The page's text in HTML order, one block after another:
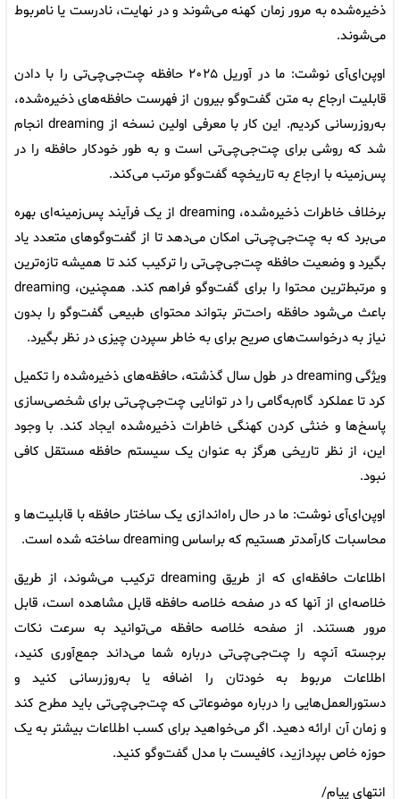
ذخیره‌شده به مرور زمان کهنه می‌شوند و در نهایت، نادرست یا نامربوط
می‌شوند.
اوپن‌ای‌آی نوشت: ما در آوریل ۲۰۲۵ حافظه چت‌جی‌چی‌تی را با دادن
قابلیت ارجاع به متن گفت‌وگو بیرون از فهرست حافظه‌های ذخیره‌شده،
به‌روزرسانی کردیم. این کار با معرفی اولین نسخه از dreaming انجام
شد که روشی برای چت‌جی‌چی‌تی است و به ‌طور خودکار حافظه را در
پس‌زمینه با ارجاع به تاریخچه گفت‌وگو مرتب می‌کند.
برخلاف خاطرات ذخیره‌شده، dreaming از یک فرآیند پس‌زمینه‌ای بهره
می‌برد که به چت‌جی‌چی‌تی امکان می‌دهد تا از گفت‌وگوهای متعدد یاد
بگیرد و وضعیت حافظه چت‌جی‌چی‌تی را ترکیب کند تا همیشه تازه‌ترین
و مرتبط‌ترین محتوا را برای گفت‌وگو فراهم کند. همچنین، dreaming
باعث می‌شود حافظه راحت‌تر بتواند محتوای طبیعی گفت‌وگو را بدون
نیاز به درخواست‌های صریح برای به خاطر سپردن چیزی در نظر بگیرد.
ویژگی dreaming در طول سال گذشته، حافظه‌های ذخیره‌شده را تکمیل
کرد تا عملکرد گام‌به‌گامی را در توانایی چت‌جی‌چی‌تی برای شخصی‌سازی
پاسخ‌ها و خنثی کردن کهنگی خاطرات ذخیره‌شده ایجاد کند. با وجود
این، از نظر تاریخی هرگز به عنوان یک سیستم حافظه مستقل کافی
نبود.
اوپن‌ای‌آی نوشت: ما در حال راه‌اندازی یک ساختار حافظه با قابلیت‌ها و
محاسبات کارآمدتر هستیم که براساس dreaming ساخته شده است.
اطلاعات حافظه‌ای که از طریق dreaming ترکیب می‌شوند، از طریق
خلاصه‌ای از آنها که در صفحه خلاصه حافظه قابل مشاهده است، قابل
مرور هستند. از صفحه خلاصه حافظه می‌توانید به سرعت نکات
برجسته آنچه را چت‌جی‌چی‌تی درباره شما می‌داند جمع‌آوری کنید،
اطلاعات مربوط به خودتان را اضافه یا به‌روزرسانی کنید و
دستورالعمل‌هایی را درباره موضوعاتی که چت‌جی‌چی‌تی باید مطرح کند
و زمان آن ارائه دهید. اگر می‌خواهید برای کسب اطلاعات بیشتر به یک
حوزه خاص بپردازید، کافیست با مدل گفت‌وگو کنید.
انتهای پیام/